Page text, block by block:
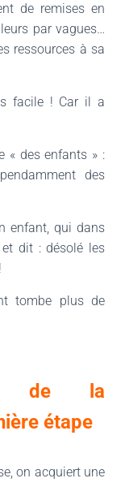
de remises en
par vagues…
ressources à sa
facile ! Car il a
« des enfants » :
des
enfant, qui dans
et dit : désolé les
tombe plus de
de la
étape
on acquiert une